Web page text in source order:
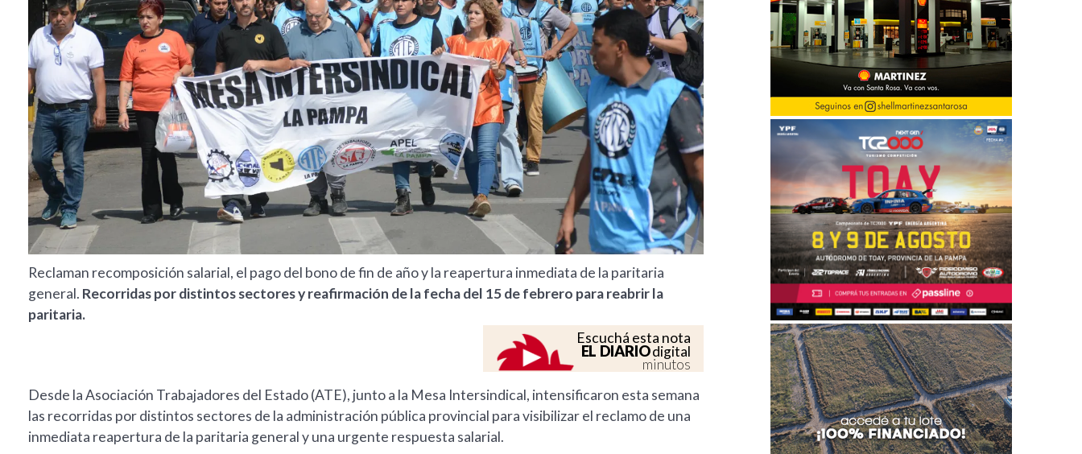
Reclaman recomposición salarial, el pago del bono de fin de año y la reapertura inmediata de la paritaria
general. Recorridas por distintos sectores y reafirmación de la fecha del 15 de febrero para reabrir la
paritaria.
Escuchá esta nota
EL DIARIOdigital
minutos
Desde la Asociación Trabajadores del Estado (ATE), junto a la Mesa Intersindical, intensificaron esta semana
las recorridas por distintos sectores de la administración pública provincial para visibilizar el reclamo de una
inmediata reapertura de la paritaria general y una urgente respuesta salarial.